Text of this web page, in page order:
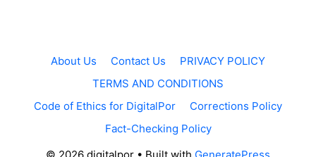
About Us Contact Us
PRIVACY POLICY
TERMS AND CONDITIONS
Code of Ethics for DigitalPor
Corrections Policy
Fact-Checking Policy